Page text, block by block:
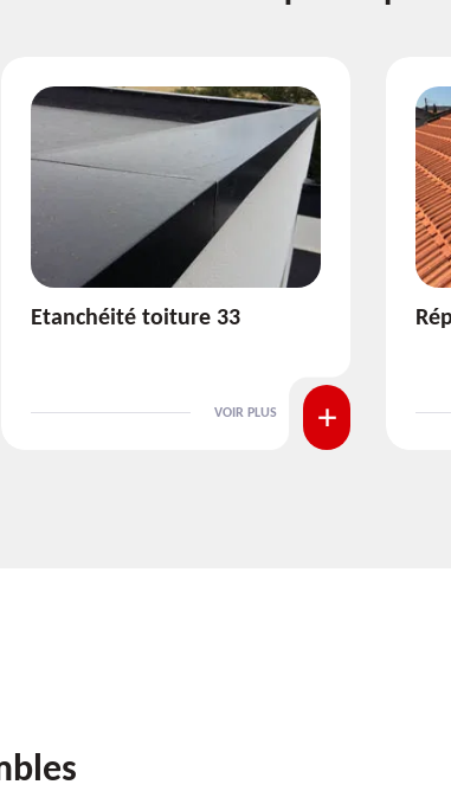
Réparation de toiture 33
VOIR PLUS